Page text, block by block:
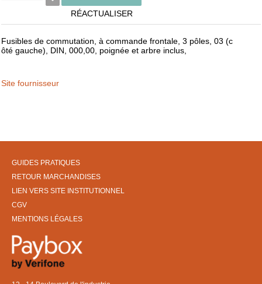
RÉACTUALISER
Fusibles de commutation, à commande frontale, 3 pôles, 03 (c
ôté gauche), DIN, 000,00, poignée et arbre inclus,
Site fournisseur
GUIDES PRATIQUES
RETOUR MARCHANDISES
LIEN VERS SITE INSTITUTIONNEL
CGV
MENTIONS LÉGALES